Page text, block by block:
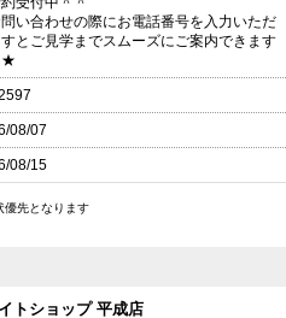
い合わせの際にお電話番号を入力いただ
すとご見学までスムーズにご案内できます
★
08/07
08/15
優先となります
トショップ 平成店